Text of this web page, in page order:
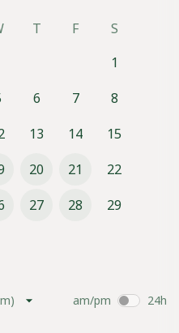
T F
S
1
6 7
8
13 14
15
20 21
22
27 28
29
) am/pm 24h